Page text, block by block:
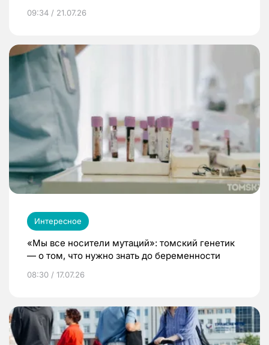
09:34 / 21.07.26
Интересное
«Мы все носители мутаций»: томский генетик
— о том, что нужно знать до беременности
08:30 / 17.07.26